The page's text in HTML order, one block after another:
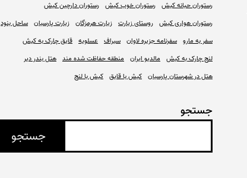
رستوران حبانه کیش رستوران خوب کیش رستوران دارچین کیش
رستوران هواری کیش روستای زیارت زیارت هرمزگان زیارت پارسیان ساحل بنود
سفر به مارو سفرنامه جزیره لاوان سیراف عسلویه قایق چارک به کیش
لنج چارک به کیش مالدیو ایران منطقه حفاظت شده مند هتل بندر دیر
هتل در شهرستان پارسیان کیش با قایق کیش با لنج
جستجو
جستجو